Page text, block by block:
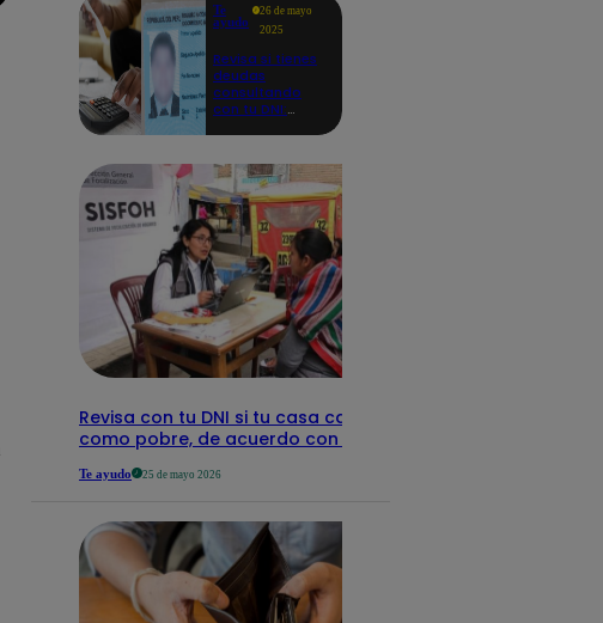
Te
ayudo
26 de mayo
2025
Revisa si tienes
deudas
consultando
con tu DNI:
detalles
Revisa con tu DNI si tu casa califica
como pobre, de acuerdo con el Sisfoh
Te ayudo 25 de mayo 2026